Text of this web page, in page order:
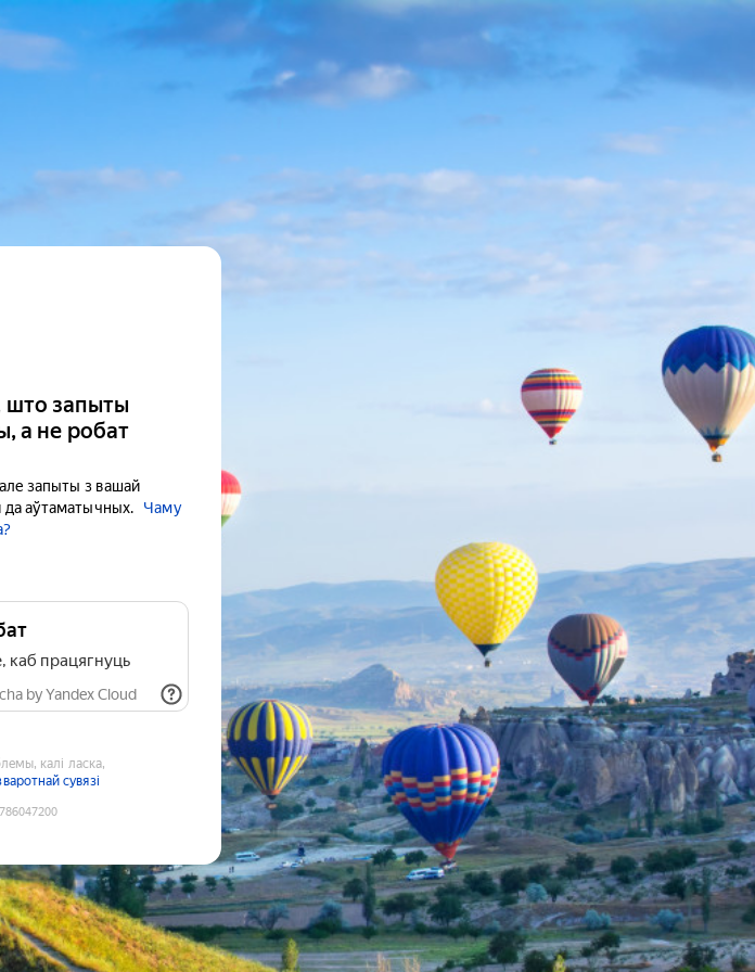
што запыты
а не робат
запыты з вашай
аўтаматычных.
Чаму
каб працягнуць
by Yandex Cloud
калі ласка,
сувязі